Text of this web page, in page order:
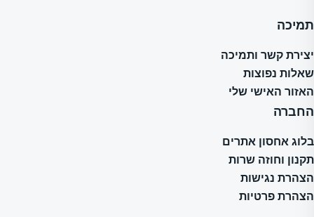
תמיכה
יצירת קשר ותמיכה
שאלות נפוצות
האזור האישי שלי
החברה
בלוג אחסון אתרים
תקנון וחוזה שרות
הצהרת נגישות
הצהרת פרטיות